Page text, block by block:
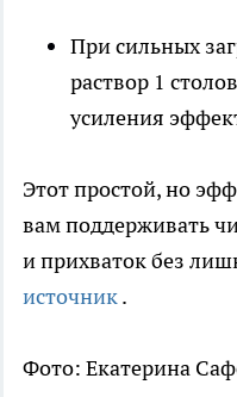
При сильных
раствор 1
усиления
Этот простой, но
вам поддерживать
и прихваток без
источник.
Фото: Екатерина